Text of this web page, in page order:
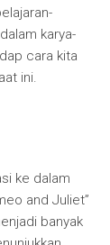
karya-
cara kita
ini.
ke dalam
and Juliet”
banyak